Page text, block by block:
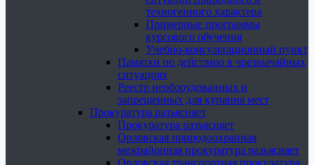
техногенного характера
Примерные программы
курсового обучения
Учебно-консультационный пункт
Памятки по действию в чрезвычайных
ситуациях
Реестр необорудованных и
запрещенных для купания мест
Прокуратура разъясняет
Прокуратура разъясняет
Орловская природоохранная
межрайонная прокуратура разъясняет
Орловская транспортная прокуратура